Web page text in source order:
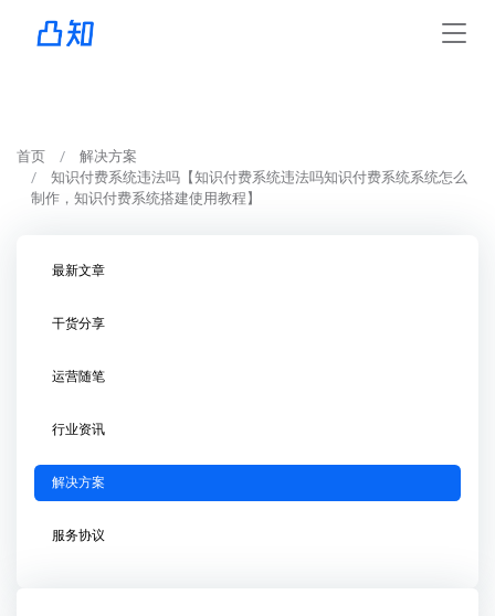
首页
解决方案
知识付费系统违法吗【知识付费系统违法吗知识付费系统系统怎么
制作，知识付费系统搭建使用教程】
最新文章
干货分享
运营随笔
行业资讯
解决方案
服务协议